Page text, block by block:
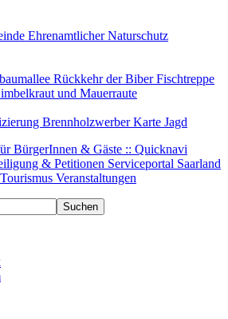
Ehrenamtlicher Naturschutz
Rückkehr der BiberFischtreppe
und Mauerraute
BrennholzwerberKarte Jagd
BürgerInnen & Gäste :: Quicknavi
& Petitionen Serviceportal Saarland
Tourismus Veranstaltungen
Suchen